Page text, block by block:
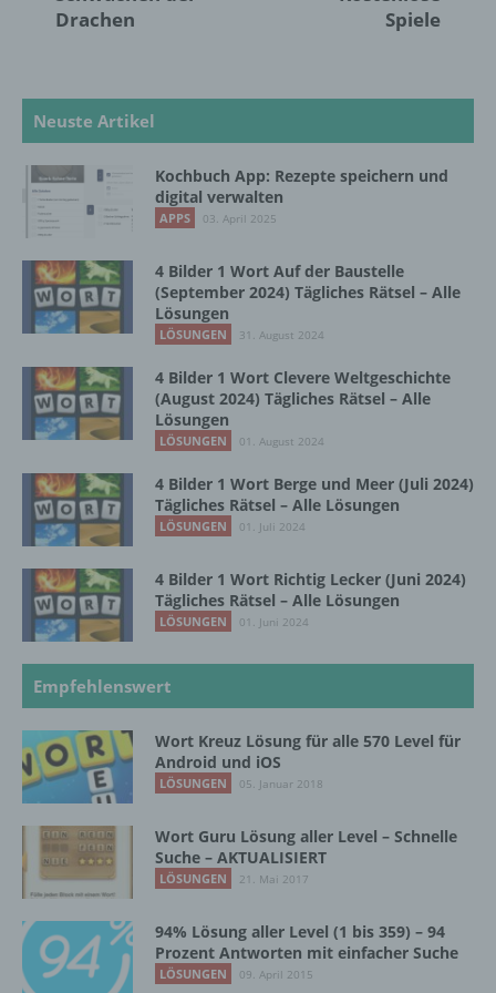
Drachen
Spiele
Neuste Artikel
Kochbuch App: Rezepte speichern und
digital verwalten
APPS 03. April 2025
4 Bilder 1 Wort Auf der Baustelle
(September 2024) Tägliches Rätsel – Alle
Lösungen
LÖSUNGEN 31. August 2024
4 Bilder 1 Wort Clevere Weltgeschichte
(August 2024) Tägliches Rätsel – Alle
Lösungen
LÖSUNGEN 01. August 2024
4 Bilder 1 Wort Berge und Meer (Juli 2024)
Tägliches Rätsel – Alle Lösungen
LÖSUNGEN 01. Juli 2024
4 Bilder 1 Wort Richtig Lecker (Juni 2024)
Tägliches Rätsel – Alle Lösungen
LÖSUNGEN 01. Juni 2024
Empfehlenswert
Wort Kreuz Lösung für alle 570 Level für
Android und iOS
LÖSUNGEN 05. Januar 2018
Wort Guru Lösung aller Level – Schnelle
Suche – AKTUALISIERT
LÖSUNGEN 21. Mai 2017
94% Lösung aller Level (1 bis 359) – 94
Prozent Antworten mit einfacher Suche
LÖSUNGEN 09. April 2015
Auslesen, das Abfragen, die Verwendung,
Verknüpfung, die Einschränkung, das
Löschen oder die Vernichtung.
d) Einschränkung der Verarbeitung
Markierung gespeicherter
personenbezogener Daten mit dem Ziel, ihre
künftige Verarbeitung einzuschränken.
e) Profiling
Profiling ist jede Art der automatisierten
darin besteht, dass diese
personenbezogenen Daten verwendet
werden, um bestimmte persönliche Aspekte,
zu bewerten, insbesondere, um Aspekte
bezüglich Arbeitsleistung, wirtschaftlicher
Lage, Gesundheit, persönlicher Vorlieben,
Interessen, Zuverlässigkeit, Verhalten,
Aufenthaltsort oder Ortswechsel dieser
natürlichen Person zu analysieren oder
vorherzusagen.
f) Pseudonymisierung
Pseudonymisierung ist die Verarbeitung
personenbezogener Daten in einer Weise,
auf welche die personenbezogenen Daten
ohne Hinzuziehung zusätzlicher
Informationen nicht mehr einer spezifischen
betroffenen Person zugeordnet werden
können, sofern diese zusätzlichen